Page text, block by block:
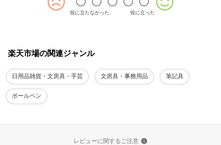
役に立たなかった 役に立った
楽天市場の関連ジャンル
日用品雑貨・文房具・手芸 文房具・事務用品 筆記具
ボールペン
レビューに関するご注意